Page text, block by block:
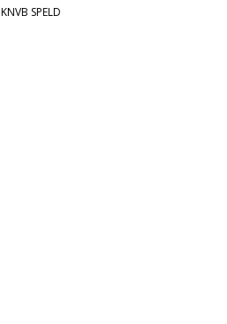
KNVB SPELD